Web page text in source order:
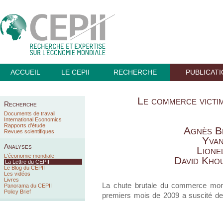
ACCUEIL LE CEPII RECHERCHE
Recherche
Documents de travail
International Economics
Rapports d’étude
Revues scientifiques
Analyses
L'économie mondiale
La Lettre du CEPII
Le Blog du CEPII
Les vidéos
Livres
Panorama du CEPII
Policy Brief
Le commerce
Agnès
David
La chute brutale du commerce
premiers mois de 2009 a suscité